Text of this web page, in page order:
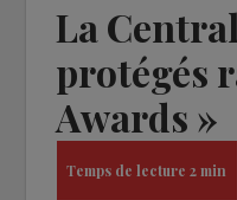
La
protégés
Awards »